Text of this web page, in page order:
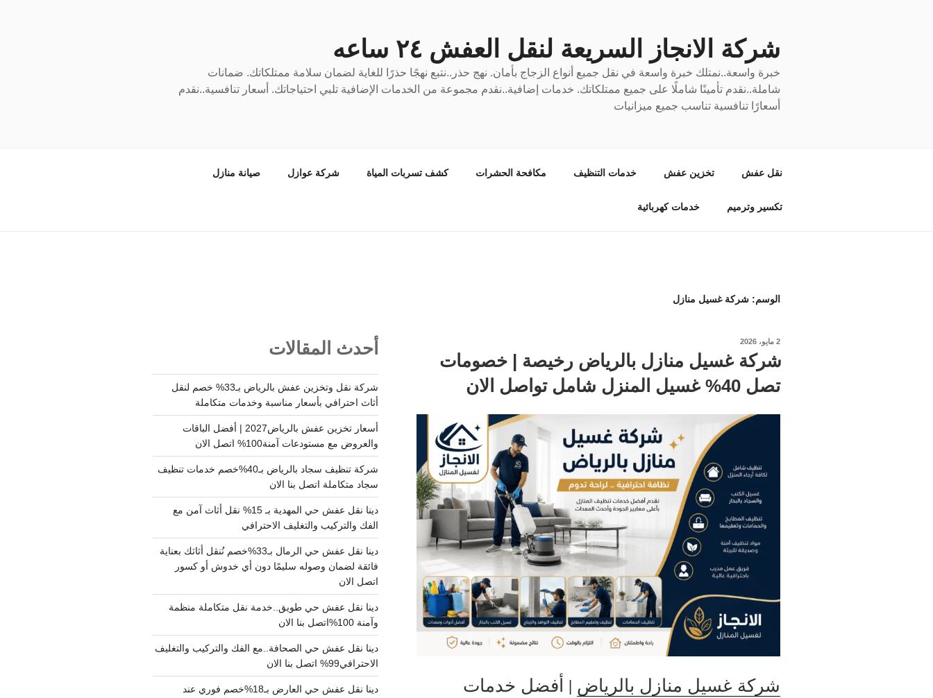
شركة الانجاز السريعة لنقل العفش ٢٤ ساعه
خبرة واسعة..نمتلك خبرة واسعة في نقل جميع أنواع الزجاج بأمان. نهج حذر..نتبع نهجًا حذرًا للغاية لضمان سلامة ممتلكاتك. ضمانات
شاملة..نقدم تأمينًا شاملًا على جميع ممتلكاتك. خدمات إضافية..نقدم مجموعة من الخدمات الإضافية تلبي احتياجاتك. أسعار تنافسية..نقدم
أسعارًا تنافسية تناسب جميع ميزانيات
نقل عفش تخزين عفش خدمات التنظيف مكافحة الحشرات كشف تسربات المياة شركة عوازل صيانة منازل
تكسير وترميم خدمات كهربائية
الوسم: شركة غسيل منازل
نُشر
2 مايو، 2026
شركة غسيل منازل بالرياض رخيصة | خصومات
تصل 40% غسيل المنزل شامل تواصل الان
شركة غسيل منازل بالرياض | أفضل خدمات
أحدث المقالات
شركة نقل وتخزين عفش بالرياض بـ33% خصم لنقل
أثاث احترافي بأسعار مناسبة وخدمات متكاملة
أسعار تخزين عفش بالرياض2027 | أفضل الباقات
والعروض مع مستودعات آمنة100% اتصل الان
شركة تنظيف سجاد بالرياض بـ40%خصم خدمات تنظيف
سجاد متكاملة اتصل بنا الان
دينا نقل عفش حي المهدية بـ 15% نقل أثاث آمن مع
الفك والتركيب والتغليف الاحترافي
دينا نقل عفش حي الرمال بـ33%خصم نُنقل أثاثك بعناية
فائقة لضمان وصوله سليمًا دون أي خدوش أو كسور
اتصل الان
دينا نقل عفش حي طويق..خدمة نقل متكاملة منظمة
وآمنة 100%اتصل بنا الان
دينا نقل عفش حي الصحافة..مع الفك والتركيب والتغليف
الاحترافي99% اتصل بنا الان
دينا نقل عفش حي العارض بـ18%خصم فوري عند